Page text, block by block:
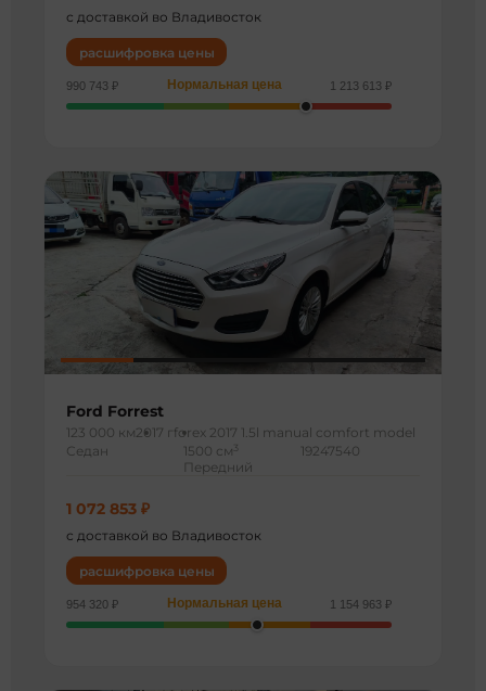
с доставкой во Владивосток
расшифровка цены
990 743 ₽ Нормальная цена 1 213 613 ₽
Ford Forrest
123 000 км2017 г forex 2017 1.5l manual comfort model
Седан
1500 см 3
Передний
19247540
1 072 853 ₽
с доставкой во Владивосток
расшифровка цены
954 320 ₽ Нормальная цена 1 154 963 ₽